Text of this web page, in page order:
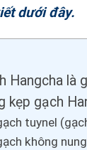
dưới đây.
Hangcha là
kẹp gạch
tuynel
không